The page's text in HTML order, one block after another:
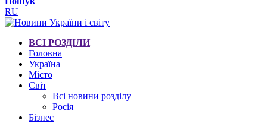
RU
ВСІ РОЗДІЛИ
Головна
Україна
Місто
Світ
Всі новини розділу
Росія
Бізнес